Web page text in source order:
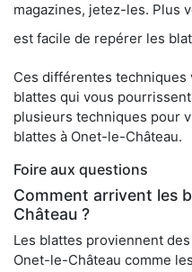
magazines, jetez-les. Plus
est facile de repérer les
Ces différentes techniques
blattes qui vous
plusieurs techniques pour
blattes à Onet-le-Château.
Foire aux questions
Comment arrivent les
Château ?
Les blattes proviennent
Onet-le-Château comme